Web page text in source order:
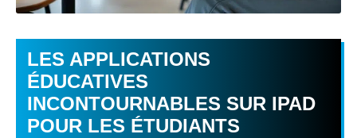
LES APPLICATIONS
ÉDUCATIVES
INCONTOURNABLES SUR IPAD
POUR LES ÉTUDIANTS